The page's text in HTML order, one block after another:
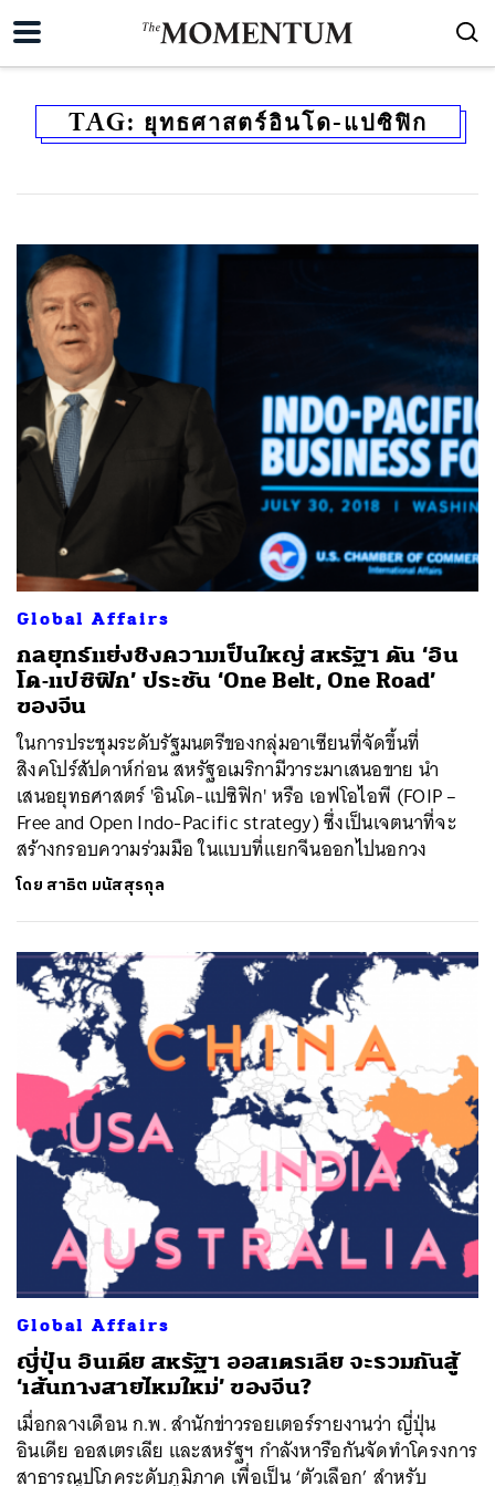
TAG: ยุทธศาสตร์อินโด-แปซิฟิก
Global Affairs
กลยุทธ์แย่งชิงความเป็นใหญ่ สหรัฐฯ ดัน ‘อิน
โด-แปซิฟิก’ ประชัน ‘One Belt, One Road’
ของจีน
ในการประชุมระดับรัฐมนตรีของกลุ่มอาเซียนที่จัดขึ้นที่
สิงคโปร์สัปดาห์ก่อน สหรัฐอเมริกามีวาระมาเสนอขาย นำ
เสนอยุทธศาสตร์ 'อินโด-แปซิฟิก' หรือ เอฟโอไอพี (FOIP –
Free and Open Indo-Pacific strategy) ซึ่งเป็นเจตนาที่จะ
สร้างกรอบความร่วมมือ ในแบบที่แยกจีนออกไปนอกวง
โดย สาธิต มนัสสุรกุล
Global Affairs
ญี่ปุ่น อินเดีย สหรัฐฯ ออสเตรเลีย จะรวมกันสู้
‘เส้นทางสายไหมใหม่’ ของจีน?
เมื่อกลางเดือน ก.พ. สำนักข่าวรอยเตอร์รายงานว่า ญี่ปุ่น
อินเดีย ออสเตรเลีย และสหรัฐฯ กำลังหารือกันจัดทำโครงการ
สาธารณูปโภคระดับภูมิภาค เพื่อเป็น ‘ตัวเลือก’ สำหรับ